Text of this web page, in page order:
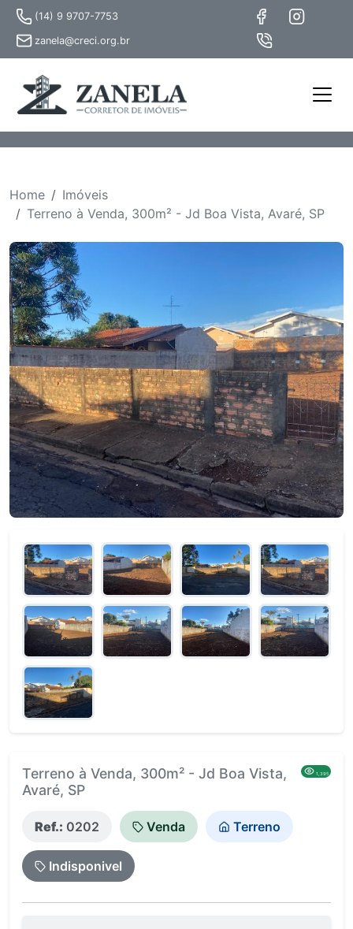
(14) 9 9707-7753
zanela@creci.org.br
Home
Imóveis
Terreno à Venda, 300m² - Jd Boa Vista, Avaré, SP
Terreno à Venda, 300m² - Jd Boa Vista,
Avaré, SP
1,395
Ref.: 0202 Venda Terreno
Indisponivel